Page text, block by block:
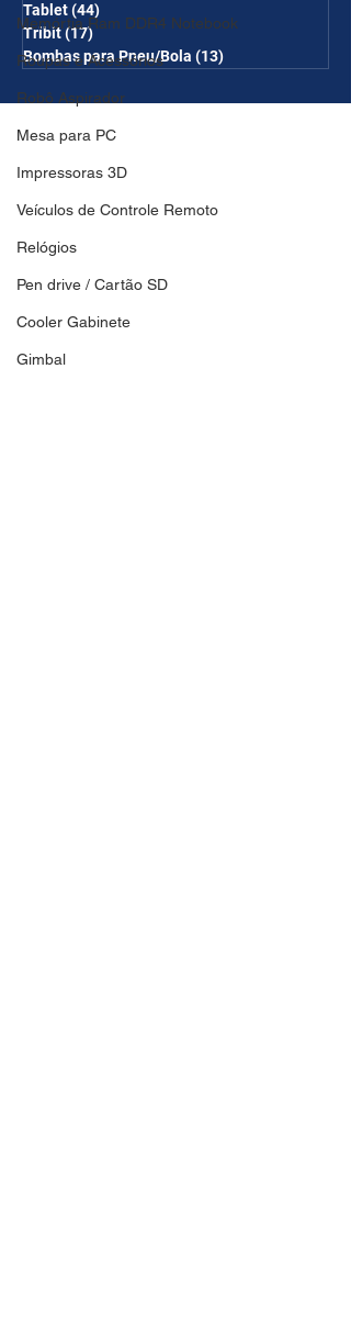
Memórtia Ram DDR4 Notebook
Roupas e Acessórios
Robô Aspirador
Mesa para PC
Impressoras 3D
Veículos de Controle Remoto
Relógios
Pen drive / Cartão SD
Cooler Gabinete
Gimbal
Tablet(44)
Tribit(17)17 posts
Bombas para Pneu/Bola (13)